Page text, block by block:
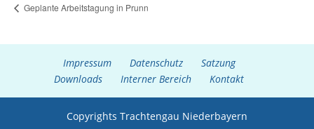
Geplante Arbeitstagung in Prunn
Impressum Datenschutz
Satzung
Downloads
Interner Bereich Kontakt
Copyrights Trachtengau Niederbayern